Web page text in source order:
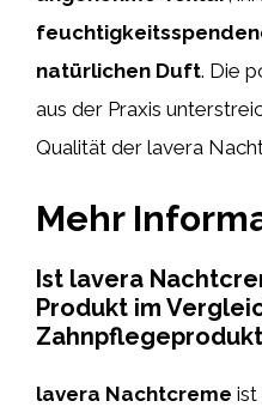
natürlichen Duft. Die
aus der Praxis
Qualität der lavera
Mehr
Ist lavera
Produkt im
lavera Nachtcreme ist